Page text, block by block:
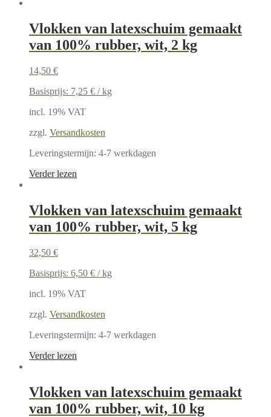
Vlokken van latexschuim gemaakt
van 100% rubber, wit, 2 kg
14,50 €
Basisprijs: 7,25 € /kg
incl. 19% VAT
zzgl. Versandkosten
Leveringstermijn: 4-7 werkdagen
Verder lezen
Vlokken van latexschuim gemaakt
van 100% rubber, wit, 5 kg
32,50 €
Basisprijs: 6,50 € /kg
incl. 19% VAT
zzgl. Versandkosten
Leveringstermijn: 4-7 werkdagen
Verder lezen
Vlokken van latexschuim gemaakt
van 100% rubber, wit, 10 kg